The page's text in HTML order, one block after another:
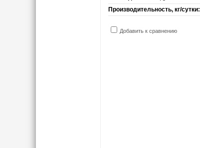
Производительность, кг/сутки:
Добавить к сравнению